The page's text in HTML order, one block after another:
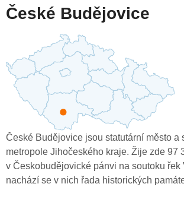
České Budějovice
České Budějovice jsou statutární město a
metropole Jihočeského kraje. Žije zde 97
v Českobudějovické pánvi na soutoku řek
nachází se v nich řada historických